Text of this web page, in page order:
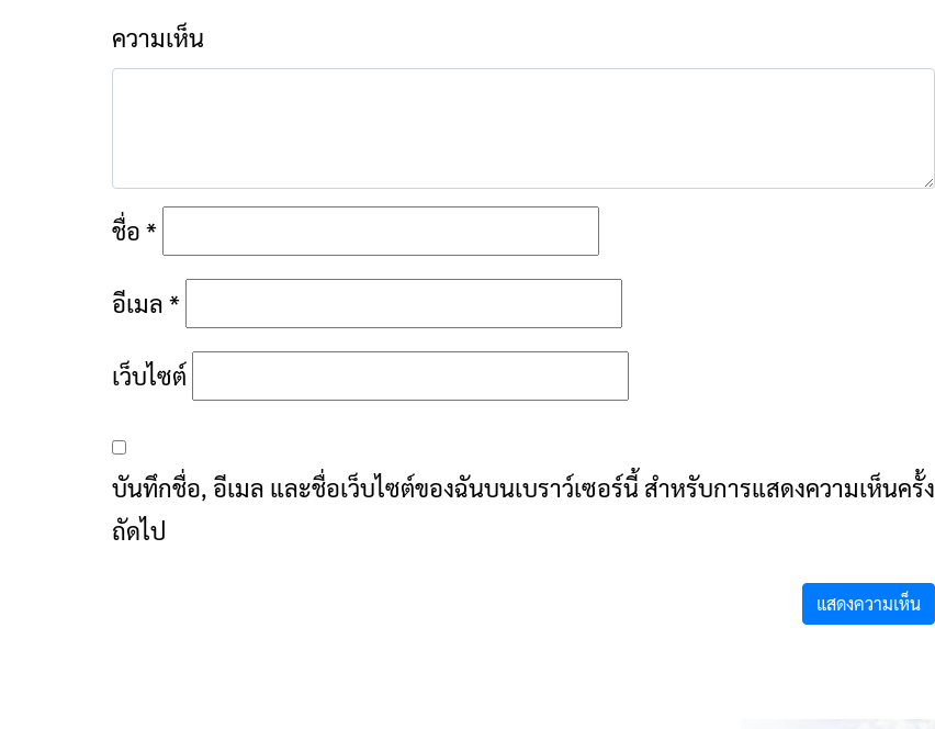
ความเห็น
ชื่อ *
อีเมล *
เว็บไซต์
บันทึกชื่อ, อีเมล และชื่อเว็บไซต์ของฉันบนเบราว์เซอร์นี้ สำหรับการแสดงความเห็นครั้ง
ถัดไป